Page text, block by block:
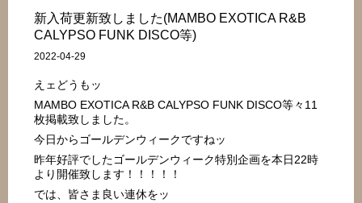
新入荷更新致しました(MAMBO EXOTICA R&B
CALYPSO FUNK DISCO等)
2022-04-29
えェどうもッ
MAMBO EXOTICA R&B CALYPSO FUNK DISCO等々11
枚掲載致しました。
今日からゴールデンウィークですねッ
昨年好評でしたゴールデンウィーク特別企画を本日22時
より開催致します！！！！！
では、皆さま良い連休をッ